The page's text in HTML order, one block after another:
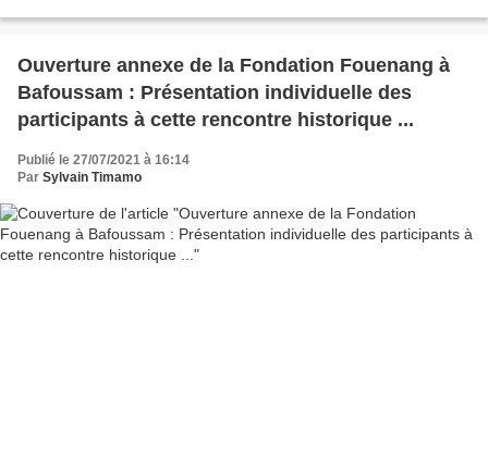
Ouverture annexe de la Fondation Fouenang à
Bafoussam : Présentation individuelle des
participants à cette rencontre historique ...
Publié le 27/07/2021 à 16:14
Par Sylvain Timamo